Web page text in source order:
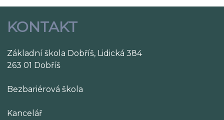
KONTAKT
Základní škola Dobříš, Lidická 384
263 01 Dobříš
Bezbariérová škola
Kancelář